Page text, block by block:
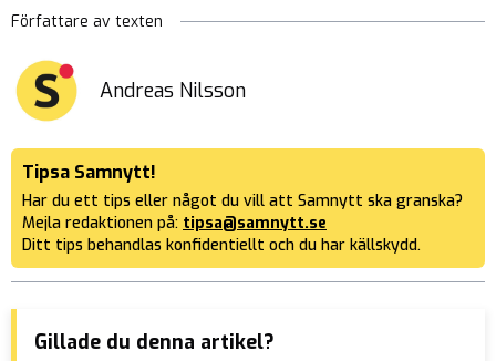
Författare av texten
Andreas Nilsson
Tipsa Samnytt!
Har du ett tips eller något du vill att Samnytt ska granska?
Mejla redaktionen på: tipsa@samnytt.se
Ditt tips behandlas konfidentiellt och du har källskydd.
Gillade du denna artikel?